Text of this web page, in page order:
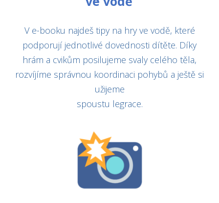
V e-booku najdeš tipy na hry ve vodě, které
podporují jednotlivé dovednosti dítěte. Díky
hrám a cvikům posilujeme svaly celého těla,
rozvíjíme správnou koordinaci pohybů a ještě si
užijeme
spoustu legrace.